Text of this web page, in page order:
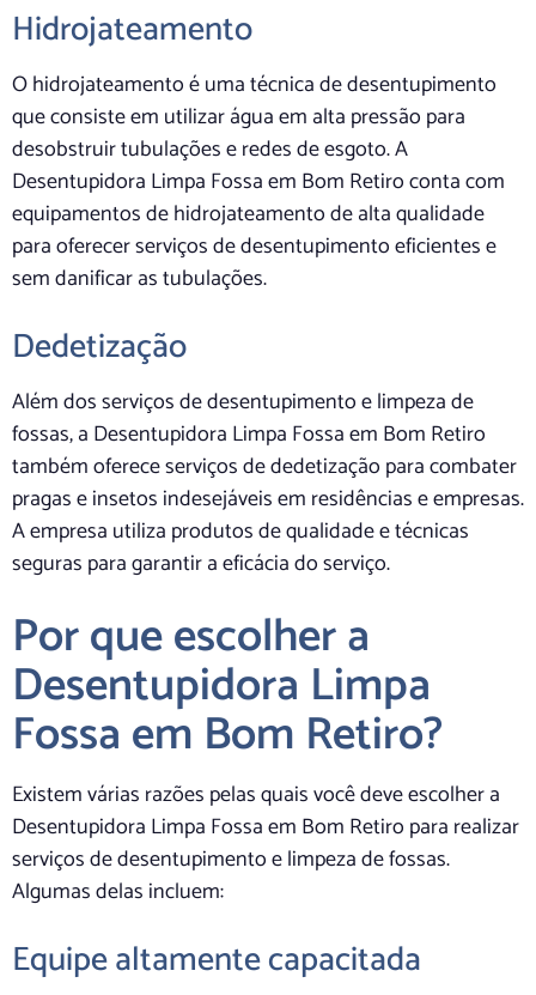
Hidrojateamento
O hidrojateamento é uma técnica de desentupimento
que consiste em utilizar água em alta pressão para
desobstruir tubulações e redes de esgoto. A
Desentupidora Limpa Fossa em Bom Retiro conta com
equipamentos de hidrojateamento de alta qualidade
para oferecer serviços de desentupimento eficientes e
sem danificar as tubulações.
Dedetização
Além dos serviços de desentupimento e limpeza de
fossas, a Desentupidora Limpa Fossa em Bom Retiro
também oferece serviços de dedetização para combater
pragas e insetos indesejáveis em residências e empresas.
A empresa utiliza produtos de qualidade e técnicas
seguras para garantir a eficácia do serviço.
Por que escolher a
Desentupidora Limpa
Fossa em Bom Retiro?
Existem várias razões pelas quais você deve escolher a
Desentupidora Limpa Fossa em Bom Retiro para realizar
serviços de desentupimento e limpeza de fossas.
Algumas delas incluem:
Equipe altamente capacitada